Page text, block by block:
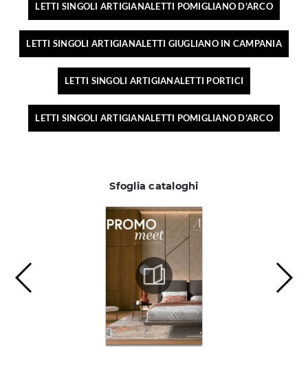
LETTI SINGOLI ARTIGIANALETTI POMIGLIANO D'ARCO
LETTI SINGOLI ARTIGIANALETTI GIUGLIANO IN CAMPANIA
LETTI SINGOLI ARTIGIANALETTI PORTICI
LETTI SINGOLI ARTIGIANALETTI POMIGLIANO D'ARCO
Sfoglia cataloghi